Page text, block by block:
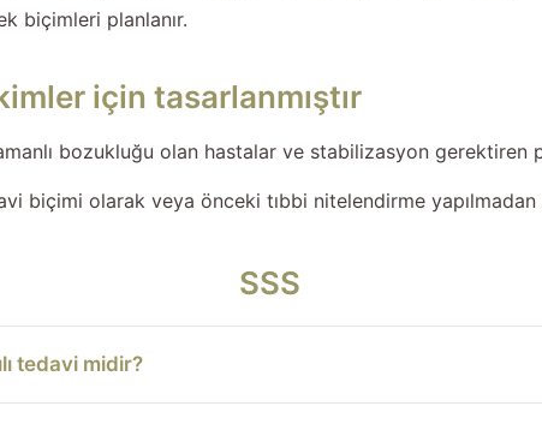
biçimleri planlanır.
için tasarlanmıştır
bozukluğu olan hastalar ve stabilizasyon gerektiren
biçimi olarak veya önceki tıbbi nitelendirme
SSS
tedavi midir?